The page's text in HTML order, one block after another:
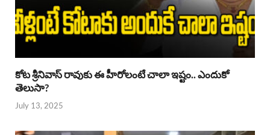
కోట శ్రీనివాస్ రావుకు ఈ హీరోలంటే చాలా ఇష్టం.. ఎందుకో
తెలుసా?
July 13, 2025